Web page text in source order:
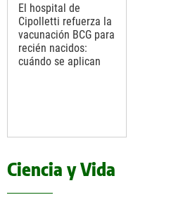
El hospital de
Cipolletti refuerza la
vacunación BCG para
recién nacidos:
cuándo se aplican
Ciencia y Vida